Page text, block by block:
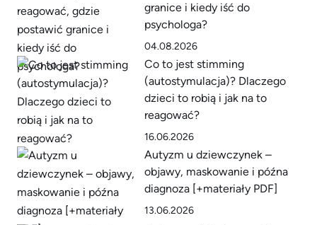
granice i kiedy iść do
psychologa?
04.08.2026
Co to jest stimming
(autostymulacja)? Dlaczego
dzieci to robią i jak na to
reagować?
16.06.2026
Autyzm u dziewczynek –
objawy, maskowanie i późna
diagnoza [+materiały PDF]
13.06.2026